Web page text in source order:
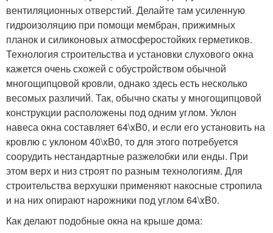
вентиляционных отверстий. Делайте там усиленную
гидроизоляцию при помощи мембран, прижимных
планок и силиконовых атмосферостойких герметиков.
Технология строительства и установки слухового окна
кажется очень схожей с обустройством обычной
многощипцовой кровли, однако здесь есть несколько
весомых различий. Так, обычно скаты у многощипцовой
конструкции расположены под одним углом. Уклон
навеса окна составляет 64\xB0, и если его установить на
кровлю с уклоном 40\xB0, то для этого потребуется
соорудить нестандартные разжелобки или енды. При
этом верх и низ строят по разным технологиям. Для
строительства верхушки применяют накосные стропила
и на них опирают нарожники под углом 64\xB0.
Как делают подобные окна на крыше дома: